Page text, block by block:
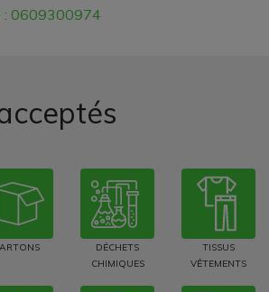
: 0609300974
DÉCHETS
CHIMIQUES
TISSUS
VÊTEMENTS